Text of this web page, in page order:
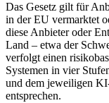
Das Gesetz gilt für
in der EU vermarktet
diese Anbieter oder
Land – etwa der
verfolgt einen
Systemen in vier
und dem jeweiligen
entsprechen.